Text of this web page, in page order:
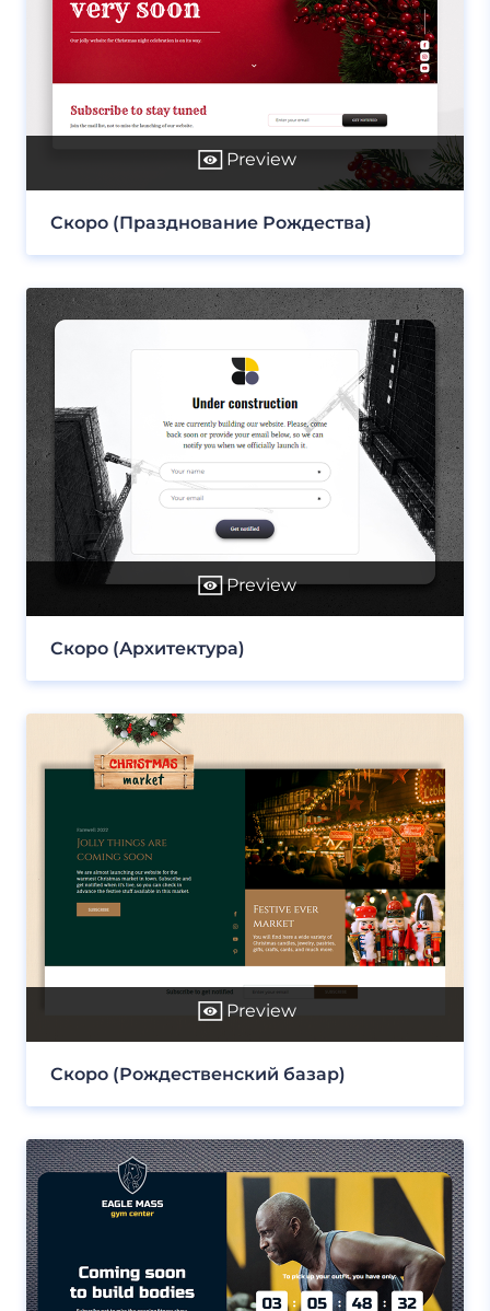
Preview
Скоро (Празднование Рождества)
Preview
Скоро (Архитектура)
Preview
Скоро (Рождественский базар)